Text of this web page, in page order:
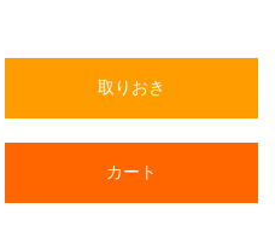
取りおき
カート